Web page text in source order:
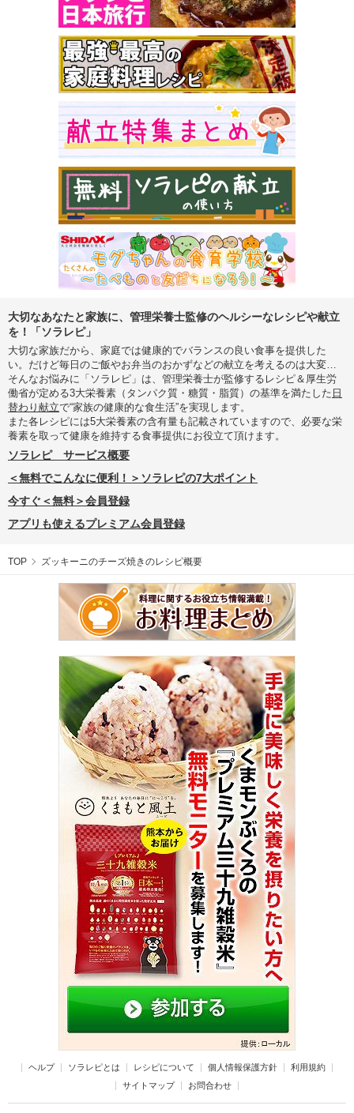
大切なあなたと家族に、管理栄養士監修のヘルシーなレシピや献立
を！「ソラレピ」
大切な家族だから、家庭では健康的でバランスの良い食事を提供した
い。だけど毎日のご飯やお弁当のおかずなどの献立を考えるのは大変…
そんなお悩みに「ソラレピ」は、管理栄養士が監修するレシピ＆厚生労
働省が定める3大栄養素（タンパク質・糖質・脂質）の基準を満たした 日
替わり献立で“家族の健康的な食生活”を実現します。
また各レシピには5大栄養素の含有量も記載されていますので、必要な栄
養素を取って健康を維持する食事提供にお役立て頂けます。
ソラレピ サービス概要
＜無料でこんなに便利！＞ソラレピの7大ポイント
今すぐ＜無料＞会員登録
アプリも使えるプレミアム会員登録
TOP ズッキーニのチーズ焼きのレシピ概要
ヘルプ ソラレピとは レシピについて 個人情報保護方針
利用規約
サイトマップ
お問合わせ